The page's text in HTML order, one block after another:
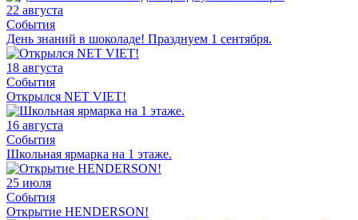
22 августа
События
День знаний в шоколаде! Празднуем 1 сентября.
18 августа
События
Открылся NET VIET!
16 августа
События
Школьная ярмарка на 1 этаже.
25 июля
События
Открытие HENDERSON!